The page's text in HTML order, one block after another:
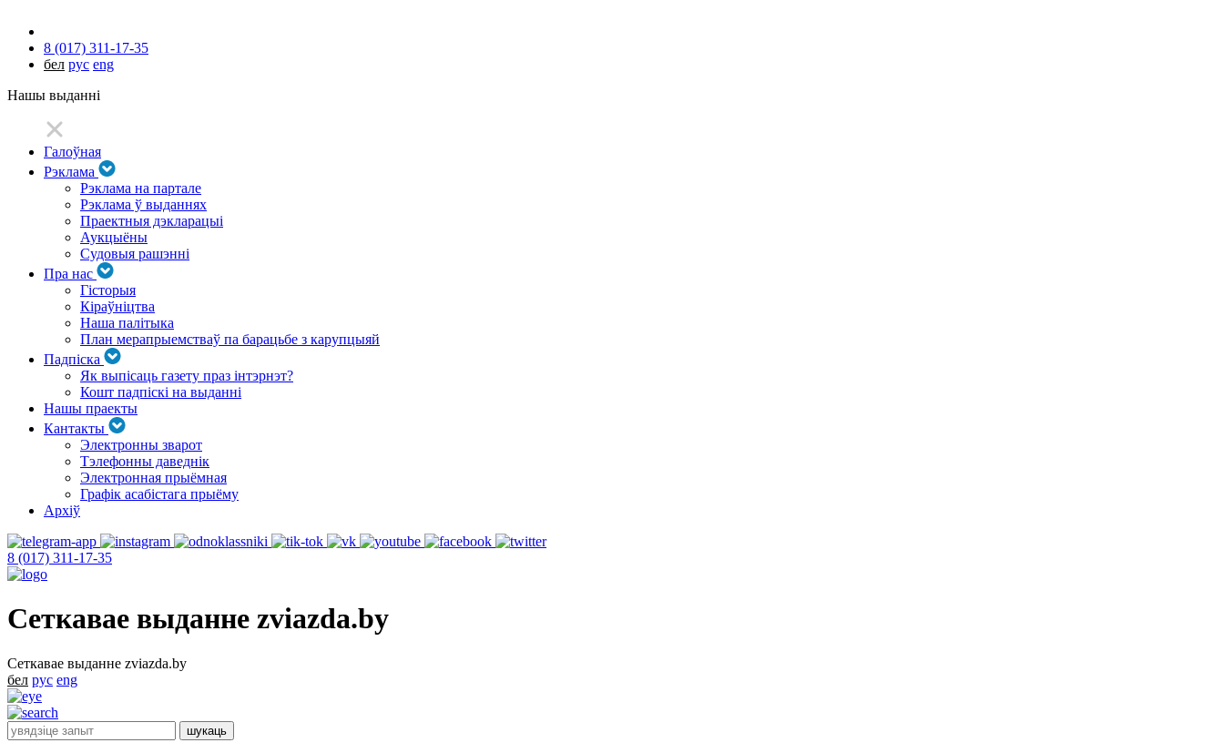
8 (017) 311-17-35
бел рус eng
Нашы выданні
Галоўная
Рэклама
Рэклама на партале
Рэклама ў выданнях
Праектныя дэкларацыі
Аукцыёны
Судовыя рашэнні
Пра нас
Гісторыя
Кіраўніцтва
Наша палітыка
План мерапрыемстваў па барацьбе з карупцыяй
Падпіска
Як выпісаць газету праз інтэрнэт?
Кошт падпіскі на выданні
Нашы праекты
Кантакты
Электронны зварот
Тэлефонны даведнік
Электронная прыёмная
Графік асабістага прыёму
Архіў
8 (017) 311-17-35
Сеткавае выданне zviazda.by
Сеткавае выданне zviazda.by
бел рус eng